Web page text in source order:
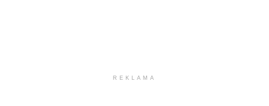
REKLAMA